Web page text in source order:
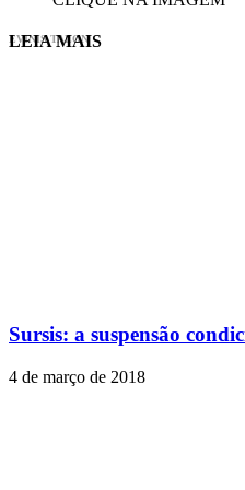
EVINIS TALON
LEIA MAIS
Sursis: a suspensão
4 de março de 2018